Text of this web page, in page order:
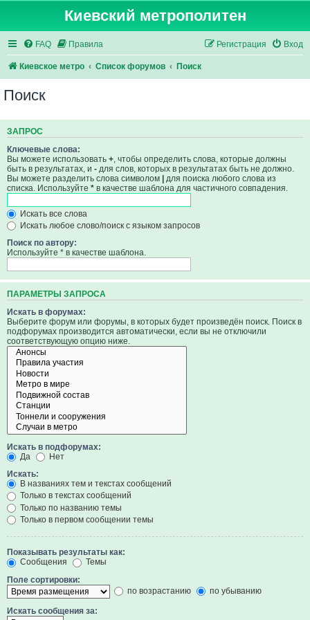
Киевский метрополитен
FAQ Правила Вход
Регистрация
Киевское метро Список форумов Поиск
Поиск
ЗАПРОС
Ключевые слова:
Вы можете использовать + , чтобы определить слова, которые должны
быть в результатах, и - для слов, которых в результатах быть не должно.
Вы можете разделить слова символом | для поиска любого слова из
списка. Используйте * в качестве шаблона для частичного совпадения.
Искать все слова
Искать любое слово/поиск с языком запросов
Поиск по автору:
Используйте * в качестве шаблона.
ПАРАМЕТРЫ ЗАПРОСА
Искать в форумах:
Выберите форум или форумы, в которых будет произведён поиск. Поиск в
подфорумах производится автоматически, если вы не отключили
соответствующую опцию ниже.
Искать в подфорумах:
Да
Нет
Искать:
В названиях тем и текстах сообщений
Только в текстах сообщений
Только по названию темы
Только в первом сообщении темы
Показывать результаты как:
Сообщения
Темы
Поле сортировки:
по возрастанию
по убыванию
Искать сообщения за: